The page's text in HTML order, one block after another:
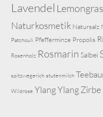
Lavendel
Naturkosmetik Natursalz
Patchouli Pfefferminze Propolis
Rosenholz Rosmarin Salbei
spitzwegerich stutenmilch
Wildrose Ylang YlangZirbe